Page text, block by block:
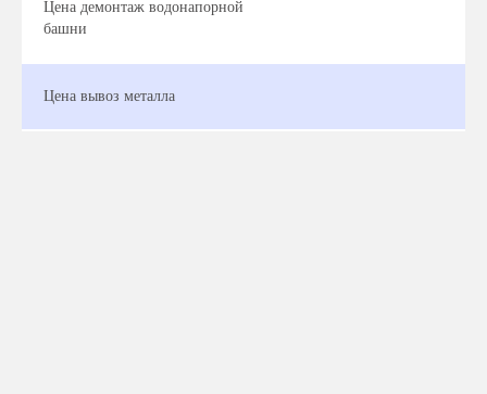
Цена демонтаж водонапорной
башни
Цена вывоз металла